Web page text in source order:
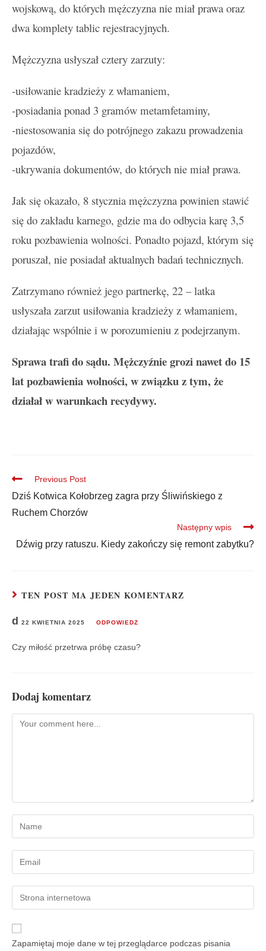
wojskową, do których mężczyzna nie miał prawa oraz
dwa komplety tablic rejestracyjnych.
Mężczyzna usłyszał cztery zarzuty:
-usiłowanie kradzieży z włamaniem,
-posiadania ponad 3 gramów metamfetaminy,
-niestosowania się do potrójnego zakazu prowadzenia
pojazdów,
-ukrywania dokumentów, do których nie miał prawa.
Jak się okazało, 8 stycznia mężczyzna powinien stawić
się do zakładu karnego, gdzie ma do odbycia karę 3,5
roku pozbawienia wolności. Ponadto pojazd, którym się
poruszał, nie posiadał aktualnych badań technicznych.
Zatrzymano również jego partnerkę, 22 – latka
usłyszała zarzut usiłowania kradzieży z włamaniem,
działając wspólnie i w porozumieniu z podejrzanym.
Sprawa trafi do sądu. Mężczyźnie grozi nawet do 15
lat pozbawienia wolności, w związku z tym, że
działał w warunkach recydywy.
Previous Post
Dziś Kotwica Kołobrzeg zagra przy Śliwińskiego z
Ruchem Chorzów
Następny wpis
Dźwig przy ratuszu. Kiedy zakończy się remont zabytku?
TEN POST MA JEDEN KOMENTARZ
d 22 KWIETNIA 2025 ODPOWIEDZ
Czy miłość przetrwa próbę czasu?
Dodaj komentarz
Zapamiętaj moje dane w tej przeglądarce podczas pisania